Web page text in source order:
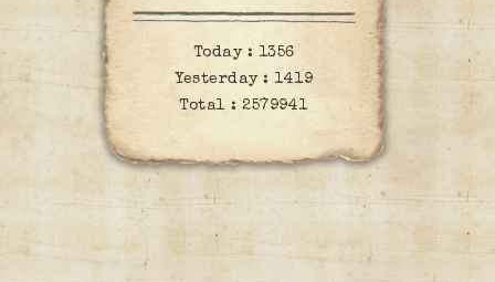
Today : 1356
Yesterday : 1419
Total :2579941